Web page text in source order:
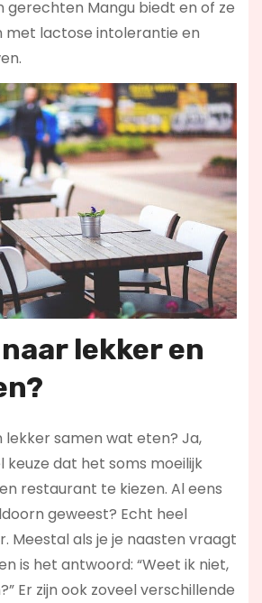
gerechten Mangu biedt en of ze
met lactose intolerantie en
lekker en
lekker samen wat eten? Ja,
keuze dat het soms moeilijk
restaurant te kiezen. Al eens
geweest? Echt heel
Meestal als je je naasten vraagt
is het antwoord: “Weet ik niet,
Er zijn ook zoveel verschillende